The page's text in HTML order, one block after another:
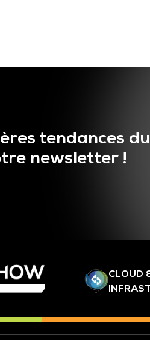
tendances
newsletter !
CLOUD